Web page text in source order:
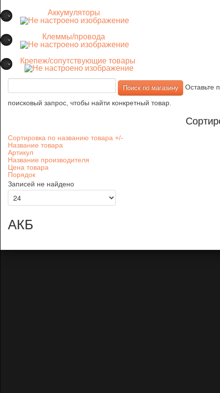
Аккумуляторы
Клеммы/провода
Крепеж/сопутствующие товары
Оставьте
поисковый запрос, чтобы найти конкретный товар.
Сортировка по названию товара +/-
Название товара
Артикул
Название производителя
Цена товара
Порядок
Записей не найдено
АКБ